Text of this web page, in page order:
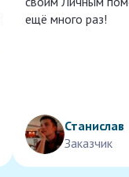
ещё много раз!
Станислав
Заказчик